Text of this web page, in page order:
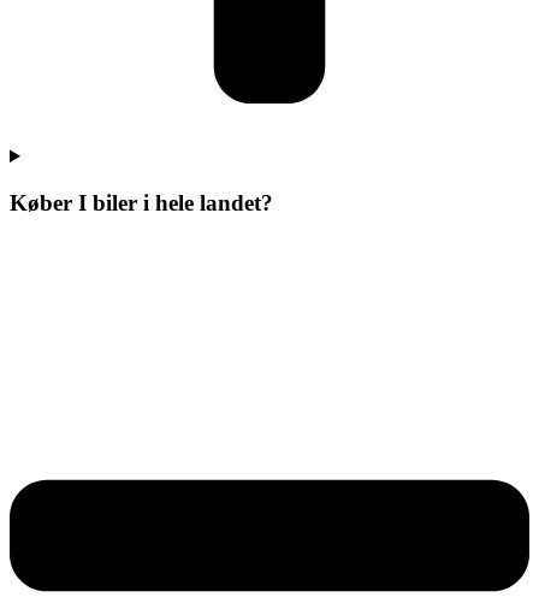
Køber I biler i hele landet?